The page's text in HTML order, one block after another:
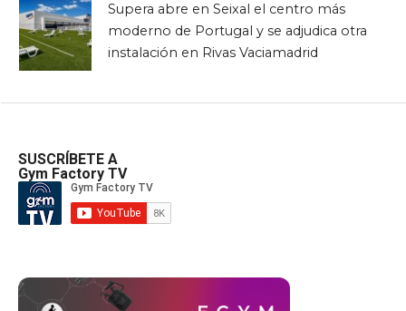
Supera abre en Seixal el centro más
moderno de Portugal y se adjudica otra
instalación en Rivas Vaciamadrid
SUSCRÍBETE A
Gym Factory TV